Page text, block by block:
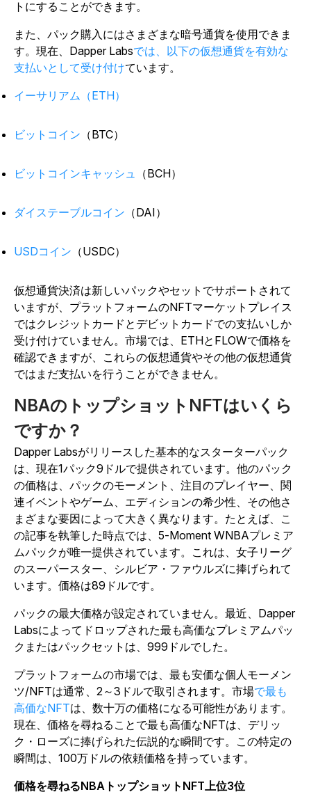
トにすることができます。
また、パック購入にはさまざまな暗号通貨を使用できま
す。現在、Dapper Labsでは、以下の仮想通貨を有効な
支払いとして受け付けています。
イーサリアム（ETH）
ビットコイン （BTC）
ビットコインキャッシュ （BCH）
ダイステーブルコイン （DAI）
USDコイン （USDC）
仮想通貨決済は新しいパックやセットでサポートされて
いますが、プラットフォームのNFTマーケットプレイス
ではクレジットカードとデビットカードでの支払いしか
受け付けていません。市場では、ETHとFLOWで価格を
確認できますが、これらの仮想通貨やその他の仮想通貨
ではまだ支払いを行うことができません。
NBAのトップショットNFTはいくら
ですか？
Dapper Labsがリリースした基本的なスターターパック
は、現在1パック9ドルで提供されています。他のパック
の価格は、パックのモーメント、注目のプレイヤー、関
連イベントやゲーム、エディションの希少性、その他さ
まざまな要因によって大きく異なります。たとえば、こ
の記事を執筆した時点では、5-Moment WNBAプレミア
ムパックが唯一提供されています。これは、女子リーグ
のスーパースター、シルビア・ファウルズに捧げられて
います。価格は89ドルです。
パックの最大価格が設定されていません。最近、Dapper
Labsによってドロップされた最も高価なプレミアムパッ
クまたはパックセットは、999ドルでした。
プラットフォームの市場では、最も安価な個人モーメン
ツ/NFTは通常、2～3ドルで取引されます。市場で最も
高価なNFTは、数十万の価格になる可能性があります。
現在、価格を尋ねることで最も高価なNFTは、デリッ
ク・ローズに捧げられた伝説的な瞬間です。この特定の
瞬間は、100万ドルの依頼価格を持っています。
価格を尋ねるNBAトップショットNFT上位3位